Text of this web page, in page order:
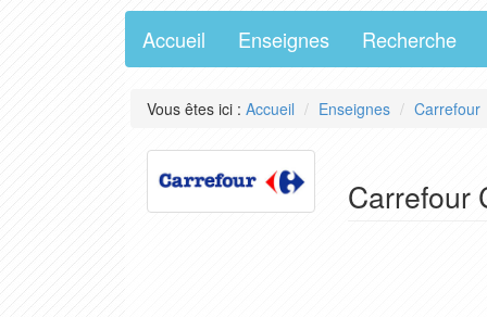
Accueil Enseignes Recherche
Vous êtes ici : Accueil Enseignes Carrefour
Carrefour